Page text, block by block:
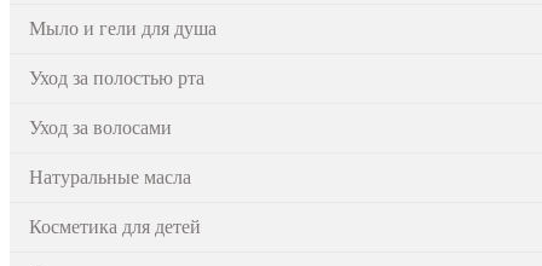
Мыло и гели для душа
Уход за полостью рта
Уход за волосами
Натуральные масла
Косметика для детей